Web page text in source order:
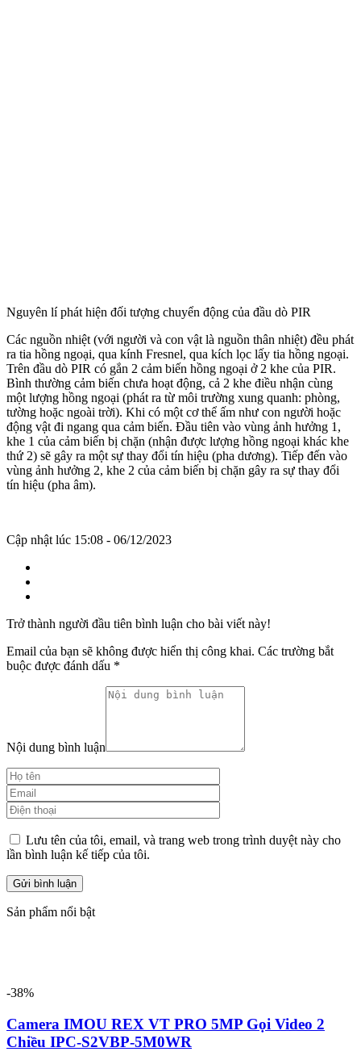
Nguyên lí phát hiện đối tượng chuyển động của đầu dò PIR
Các nguồn nhiệt (với người và con vật là nguồn thân nhiệt) đều phát
ra tia hồng ngoại, qua kính Fresnel, qua kích lọc lấy tia hồng ngoại.
Trên đầu dò PIR có gắn 2 cảm biến hồng ngoại ở 2 khe của PIR.
Bình thường cảm biến chưa hoạt động, cả 2 khe điều nhận cùng
một lượng hồng ngoại (phát ra từ môi trường xung quanh: phòng,
tường hoặc ngoài trời). Khi có một cơ thể ấm như con người hoặc
động vật đi ngang qua cảm biến. Đầu tiên vào vùng ảnh hưởng 1,
khe 1 của cảm biến bị chặn (nhận được lượng hồng ngoại khác khe
thứ 2) sẽ gây ra một sự thay đổi tín hiệu (pha dương). Tiếp đến vào
vùng ảnh hưởng 2, khe 2 của cảm biến bị chặn gây ra sự thay đổi
tín hiệu (pha âm).
Cập nhật lúc 15:08 - 06/12/2023
Trở thành người đầu tiên bình luận cho bài viết này!
Email của bạn sẽ không được hiển thị công khai. Các trường bắt
buộc được đánh dấu *
Nội dung bình luận
Lưu tên của tôi, email, và trang web trong trình duyệt này cho
lần bình luận kế tiếp của tôi.
Sản phẩm nổi bật
-38%
Camera IMOU REX VT PRO 5MP Gọi Video 2
Chiều IPC-S2VBP-5M0WR